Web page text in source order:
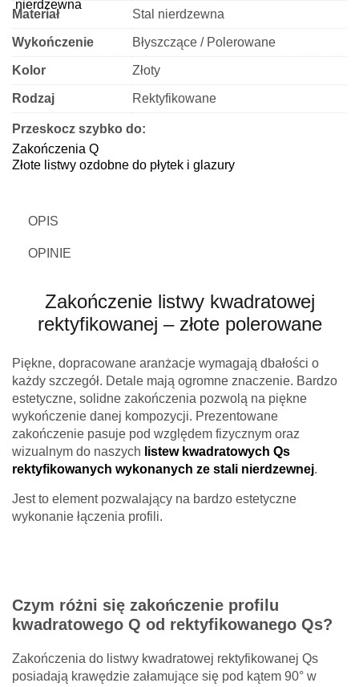
Materiał Stal nierdzewna
Wykończenie Błyszczące / Polerowane
Kolor Złoty
Rodzaj Rektyfikowane
Przeskocz szybko do:
Zakończenia Q
Złote listwy ozdobne do płytek i glazury
OPIS
OPINIE
Zakończenie listwy kwadratowej
rektyfikowanej – złote polerowane
Piękne, dopracowane aranżacje wymagają dbałości o
każdy szczegół. Detale mają ogromne znaczenie. Bardzo
estetyczne, solidne zakończenia pozwolą na piękne
wykończenie danej kompozycji. Prezentowane
zakończenie pasuje pod względem fizycznym oraz
wizualnym do naszych listew kwadratowych Qs
rektyfikowanych wykonanych ze stali nierdzewnej.
Jest to element pozwalający na bardzo estetyczne
wykonanie łączenia profili.
Czym różni się zakończenie profilu
kwadratowego Q od rektyfikowanego Qs?
Zakończenia do listwy kwadratowej rektyfikowanej Qs
posiadają krawędzie załamujące się pod kątem 90° w
Twoje imię *
Twój adres e-mail *